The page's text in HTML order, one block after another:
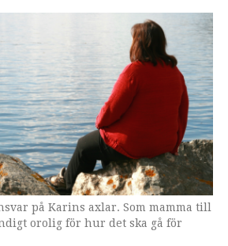
på Karins axlar. Som mamma till
orolig för hur det ska gå för